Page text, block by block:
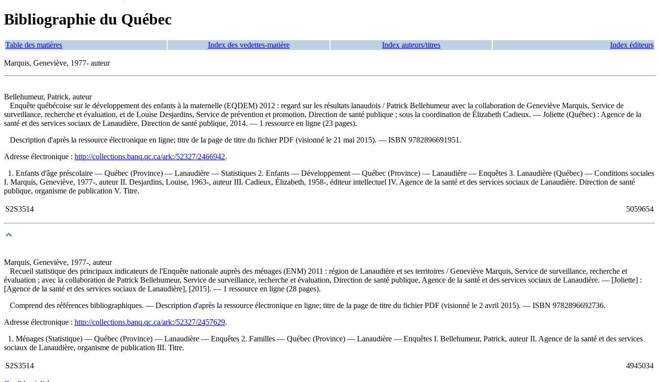
Bibliographie du Québec
Table des matières Index des vedettes-matière Index auteurs/titres Index éditeurs
Marquis, Geneviève, 1977- auteur
Bellehumeur, Patrick, auteur
Enquête québécoise sur le développement des enfants à la maternelle (EQDEM) 2012 : regard sur les résultats lanaudois / Patrick Bellehumeur avec la collaboration de Geneviève Marquis, Service de
surveillance, recherche et évaluation, et de Louise Desjardins, Service de prévention et promotion, Direction de santé publique ; sous la coordination de Élizabeth Cadieux. — Joliette (Québec) : Agence de la
santé et des services sociaux de Lanaudière, Direction de santé publique, 2014. — 1 ressource en ligne (23 pages).
Description d'après la ressource électronique en ligne; titre de la page de titre du fichier PDF (visionné le 21 mai 2015). — ISBN 9782896691951 .
Adresse électronique : http://collections.banq.qc.ca/ark:/52327/2466942.
1. Enfants d'âge préscolaire — Québec (Province) — Lanaudière — Statistiques 2. Enfants — Développement — Québec (Province) — Lanaudière — Enquêtes 3. Lanaudière (Québec) — Conditions sociales
I. Marquis, Geneviève, 1977-, auteur II. Desjardins, Louise, 1963-, auteur III. Cadieux, Élizabeth, 1958-, éditeur intellectuel IV. Agence de la santé et des services sociaux de Lanaudière. Direction de santé
publique, organisme de publication V. Titre.
S2S3514 5059654
Marquis, Geneviève, 1977-, auteur
Recueil statistique des principaux indicateurs de l'Enquête nationale auprès des ménages (ENM) 2011 : région de Lanaudière et ses territoires / Geneviève Marquis, Service de surveillance, recherche et
évaluation ; avec la collaboration de Patrick Bellehumeur, Service de surveillance, recherche et évaluation, Direction de santé publique, Agence de la santé et des services sociaux de Lanaudière. — [Joliette] :
[Agence de la santé et des services sociaux de Lanaudière], [2015]. — 1 ressource en ligne (28 pages).
Comprend des références bibliographiques. — Description d'après la ressource électronique en ligne; titre de la page de titre du fichier PDF (visionné le 2 avril 2015). — ISBN 9782896692736.
Adresse électronique : http://collections.banq.qc.ca/ark:/52327/2457629.
1. Ménages (Statistique) — Québec (Province) — Lanaudière — Enquêtes 2. Familles — Québec (Province) — Lanaudière — Enquêtes I. Bellehumeur, Patrick, auteur II. Agence de la santé et des services
sociaux de Lanaudière, organisme de publication III. Titre.
S2S3514 4945034